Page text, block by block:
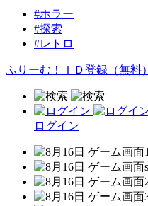
#ホラー
#探索
#レトロ
ふりーむ！ＩＤ登録（無料）
ログイン